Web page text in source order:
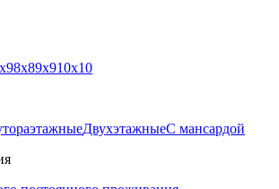
8х89х910х10
ДвухэтажныеС мансардой